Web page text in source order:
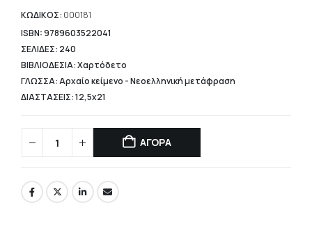
είναι:
12,40 €.
ΚΩΔΙΚΟΣ: 000181
ISBN: 9789603522041
ΣΕΛΙΔΕΣ: 240
ΒΙΒΛΙΟΔΕΣΙΑ: Χαρτόδετο
ΓΛΩΣΣΑ: Αρχαίο κείμενο - Νεοελληνική μετάφραση
ΔΙΑΣΤΑΣΕΙΣ: 12,5x21
ΑΓΟΡΑ